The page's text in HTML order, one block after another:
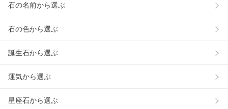
石の名前から選ぶ
石の色から選ぶ
誕生石から選ぶ
運気から選ぶ
星座石から選ぶ